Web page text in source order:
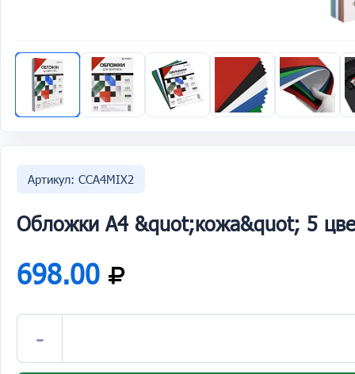
Артикул: CCA4MIX2
Обложки А4 &quot;кожа&quot; 5
698.00
-